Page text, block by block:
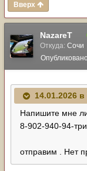
Вверх
NazareT
Откуда: Сочи
14.01.2026 в
Напишите мне
8-902-940-94-
отправим . Нет